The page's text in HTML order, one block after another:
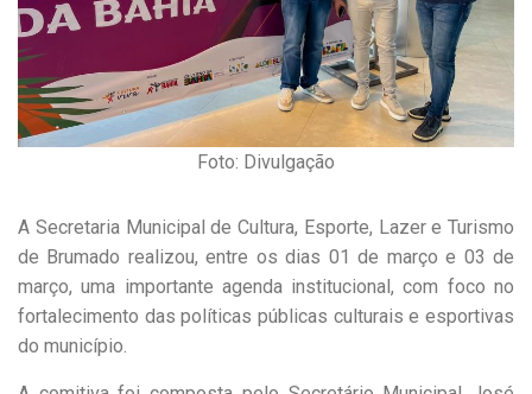
Foto: Divulgação
A Secretaria Municipal de Cultura, Esporte, Lazer e Turismo
de Brumado realizou, entre os dias 01 de março e 03 de
março, uma importante agenda institucional, com foco no
fortalecimento das políticas públicas culturais e esportivas
do município.